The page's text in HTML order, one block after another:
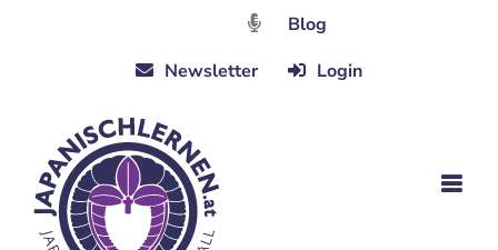
Blog
Newsletter
Login